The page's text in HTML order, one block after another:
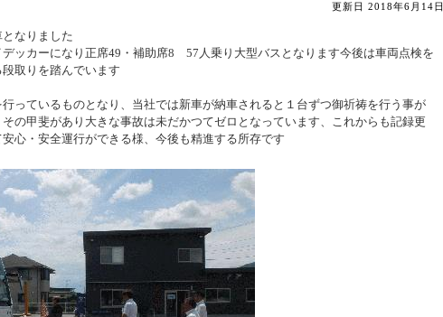
更新日 2018年6月14日
なりました
ッカーになり正席49 ・補助席8 57 人乗り大型バスとなります今後は車両点検を
取りを踏んでいます
っているものとなり、当社では新車が納車されると１台ずつ御祈祷を行う事が
の甲斐があり大きな事故は未だかつてゼロとなっています、これからも記録更
心・安全運行ができる様、今後も精進する所存です